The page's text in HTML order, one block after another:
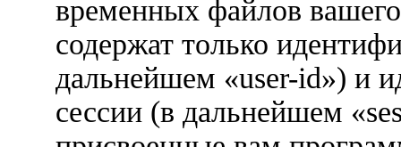
временных файлов
содержат только
дальнейшем «user-id») и
сессии (в дальнейшем